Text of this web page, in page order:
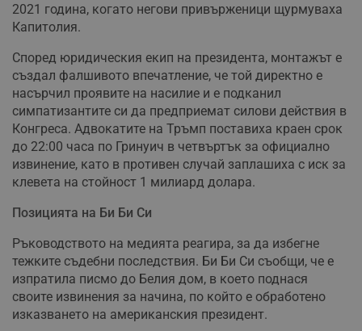
2021 година, когато негови привърженици щурмуваха
Капитолия.
Според юридическия екип на президента, монтажът е
създал фалшивото впечатление, че той директно е
насърчил проявите на насилие и е подканил
симпатизантите си да предприемат силови действия в
Конгреса. Адвокатите на Тръмп поставиха краен срок
до 22:00 часа по Гринуич в четвъртък за официално
извинение, като в противен случай заплашиха с иск за
клевета на стойност 1 милиард долара.
Позицията на Би Би Си
Ръководството на медията реагира, за да избегне
тежките съдебни последствия. Би Би Си съобщи, че е
изпратила писмо до Белия дом, в което поднася
своите извинения за начина, по който е обработено
изказването на американския президент.